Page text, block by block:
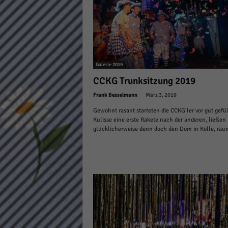
Galerie 2019
CCKG Trunksitzung 2019
Frank Besselmann - März 3, 2019
Gewohnt rasant starteten die CCKG'ler vor gut
Kulisse eine erste Rakete nach der anderen, ließen
glücklicherweise denn doch den Dom in Kölle,
wie